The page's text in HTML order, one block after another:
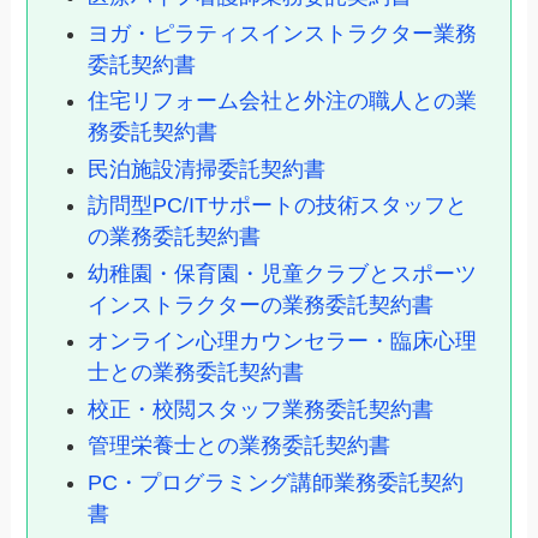
ヨガ・ピラティスインストラクター業務
委託契約書
住宅リフォーム会社と外注の職人との業
務委託契約書
民泊施設清掃委託契約書
訪問型PC/ITサポートの技術スタッフと
の業務委託契約書
幼稚園・保育園・児童クラブとスポーツ
インストラクターの業務委託契約書
オンライン心理カウンセラー・臨床心理
士との業務委託契約書
校正・校閲スタッフ業務委託契約書
管理栄養士との業務委託契約書
PC・プログラミング講師業務委託契約
書